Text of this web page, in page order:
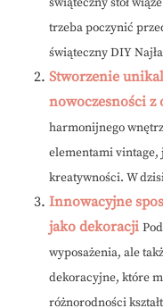
trzeba poczynić
świąteczny DIY
Stworzenie
nowoczesności z
harmonijnego
elementami vintage,
kreatywności. W
Innowacyjne
jako dekoracji
wyposażenia, ale
dekoracyjne, które
różnorodności